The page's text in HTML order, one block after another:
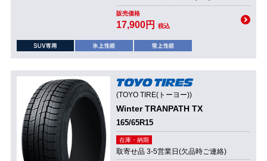
販売価格
17,900円 税込
(TOYO TIRE(トーヨー))
Winter TRANPATH TX
165/65R15
在庫・納期
取寄せ品 3-5営業日(欠品時ご連絡)